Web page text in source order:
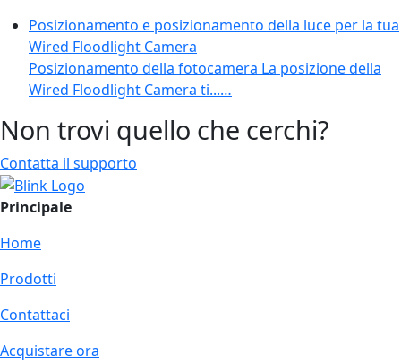
Posizionamento e posizionamento della luce per la tua
Wired Floodlight Camera
Posizionamento della fotocamera La posizione della
Wired Floodlight Camera ti...…
Non trovi quello che cerchi?
Contatta il supporto
Principale
Home
Prodotti
Contattaci
Acquistare ora